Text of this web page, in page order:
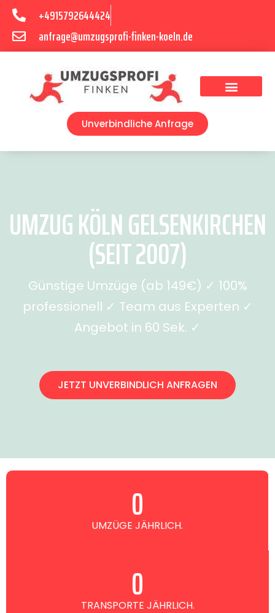
+4915792644424
anfrage@umzugsprofi-finken-koeln.de
Unverbindliche Anfrage
UMZUG KÖLN GELSENKIRCHEN
(SEIT 2007)
Günstige Umzüge (ab 149€) ✓ 100%
professionell ✓ Team aus Experten ✓
Angebot in 60 Sek. ✓
JETZT UNVERBINDLICH ANFRAGEN
UMZÜGE JÄHRLICH.
0
TRANSPORTE JÄHRLICH.
0